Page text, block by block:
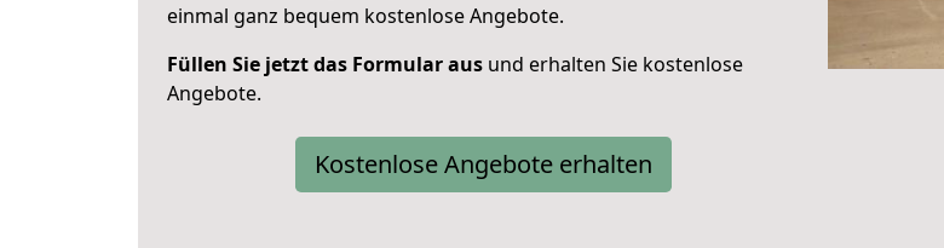
einmal ganz bequem kostenlose Angebote.
Füllen Sie jetzt das Formular aus und erhalten Sie kostenlose
Angebote.
Kostenlose Angebote erhalten